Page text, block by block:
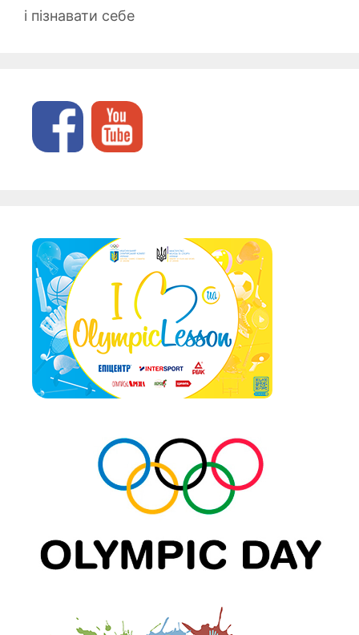
і пізнавати себе